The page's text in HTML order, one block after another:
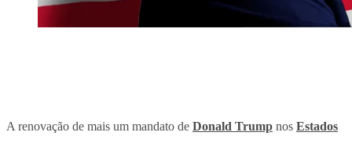
A renovação de mais um mandato de Donald Trump nos Estados